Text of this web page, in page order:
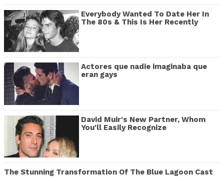
Everybody Wanted To Date Her In
The 80s & This Is Her Recently
Actores que nadie imaginaba que
eran gays
David Muir's New Partner, Whom
You'll Easily Recognize
The Stunning Transformation Of The Blue Lagoon Cast